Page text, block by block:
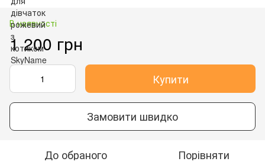
В наявності
1 200 грн
Купити
Замовити швидко
До обраного Порівняти